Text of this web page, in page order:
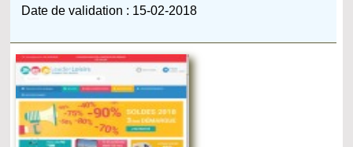
Date de validation : 15-02-2018